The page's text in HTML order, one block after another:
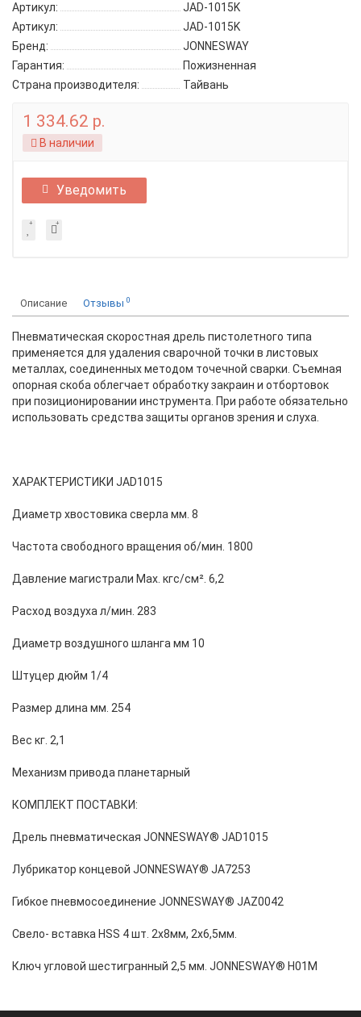
Артикул:
JAD-1015K
Артикул:
JAD-1015K
Бренд:
JONNESWAY
Гарантия:
Пожизненная
Страна производителя:
Тайвань
1 334.62 р.
В наличии
Уведомить
Описание Отзывы 0
Пневматическая скоростная дрель пистолетного типа
применяется для удаления сварочной точки в листовых
металлах, соединенных методом точечной сварки. Съемная
опорная скоба облегчает обработку закраин и отбортовок
при позиционировании инструмента. При работе обязательно
использовать средства защиты органов зрения и слуха.
ХАРАКТЕРИСТИКИ JAD1015
Диаметр хвостовика сверла мм. 8
Частота свободного вращения об/мин. 1800
Давление магистрали Мах. кгс/см². 6,2
Расход воздуха л/мин. 283
Диаметр воздушного шланга мм 10
Штуцер дюйм 1/4
Размер длина мм. 254
Вес кг. 2,1
Механизм привода планетарный
КОМПЛЕКТ ПОСТАВКИ:
Дрель пневматическая JONNESWAY® JAD1015
Лубрикатор концевой JONNESWAY® JA7253
Гибкое пневмосоединение JONNESWAY® JAZ0042
Свело- вставка HSS 4 шт. 2х8мм, 2х6,5мм.
Ключ угловой шестигранный 2,5 мм. JONNESWAY® Н01М